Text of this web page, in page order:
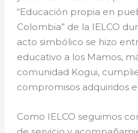
“Educación propia en
Colombia” de la IELCO
acto simbólico se hizo
educativo a los Mamos,
comunidad Kogui,
compromisos adquiridos
Como IELCO seguimos